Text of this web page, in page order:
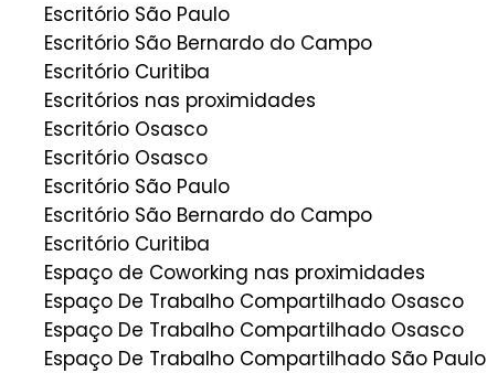
Escritório São Paulo
Escritório São Bernardo do Campo
Escritório Curitiba
Escritórios nas proximidades
Escritório Osasco
Escritório Osasco
Escritório São Paulo
Escritório São Bernardo do Campo
Escritório Curitiba
Espaço de Coworking nas proximidades
Espaço De Trabalho Compartilhado Osasco
Espaço De Trabalho Compartilhado Osasco
Espaço De Trabalho Compartilhado São Paulo